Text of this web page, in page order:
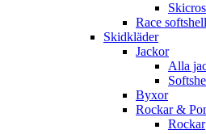
Race softshell
Skidkläder
Jackor
Alla
Byxor
Rockar &
Rockar